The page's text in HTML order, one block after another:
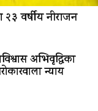
वर्षीय नीराजन
अभिवृद्धिका
न्याय